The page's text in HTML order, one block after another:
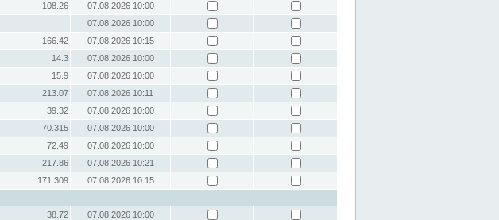
108.26
07.08.2026 10:00
07.08.2026 10:00
166.42
07.08.2026 10:15
14.3
07.08.2026 10:00
15.9
07.08.2026 10:00
213.07
07.08.2026 10:11
39.32
07.08.2026 10:00
70.315
07.08.2026 10:00
72.49
07.08.2026 10:00
217.86
07.08.2026 10:21
171.309
07.08.2026 10:15
38.72
07.08.2026 10:00